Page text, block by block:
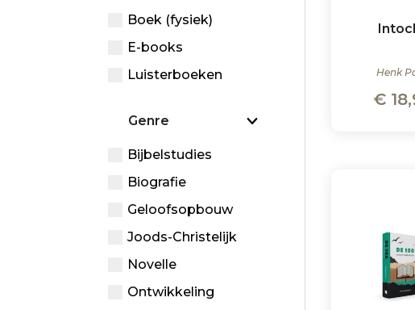
Boek (fysiek)
E-books
Luisterboeken
Genre
Bijbelstudies
Biografie
Geloofsopbouw
Joods-Christelijk
Novelle
Ontwikkeling
Henk
€